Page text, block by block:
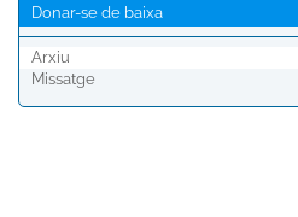
Donar-se de baixa
Arxiu
Missatge